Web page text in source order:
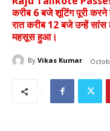
करीब 6 बजे शूटिंग पूरी
रात करीब 12 बजे उन्हें
महसूस हुआ।
By Vikas Kumar